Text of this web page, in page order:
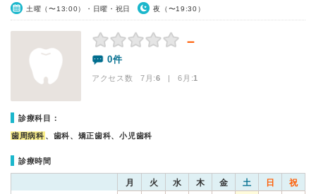
土曜（〜13:00）・日曜・祝日 夜（〜19:30）
－
0件
アクセス数 7月:6 | 6月:1
診療科目：
歯周病科 、歯科、矯正歯科、小児歯科
診療時間
月 火 水 木 金 土 日 祝